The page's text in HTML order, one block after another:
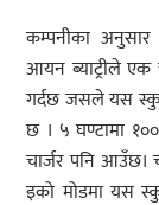
कम्पनीका
आयन ब्याट्रीले एक
गर्दछ जसले यस
छ । ५ घण्टामा
चार्जर पनि
इको मोडमा यस